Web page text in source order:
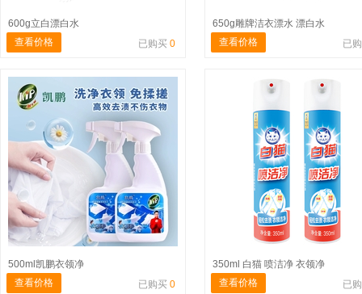
600g立白漂白水
查看价格
已购买 0
650g雕牌洁衣漂水 漂白水
查看价格
已
500ml凯鹏衣领净
查看价格
已购买 0
350ml 白猫 喷洁净 衣领净
查看价格
已